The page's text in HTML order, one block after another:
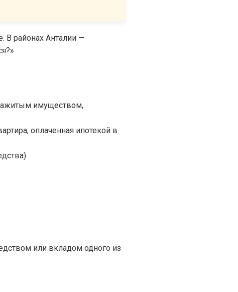
В районах Анталии —
имуществом,
оплаченная ипотекой в
или вкладом одного из